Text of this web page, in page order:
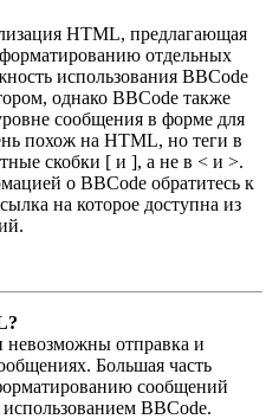
HTML, предлагающая
отдельных
использования BBCode
однако BBCode также
сообщения в форме для
похож на HTML, но теги в
скобки [ и ], а не в < и >.
о BBCode обратитесь к
на которое доступна из
отправка и
Большая часть
сообщений
BBCode.